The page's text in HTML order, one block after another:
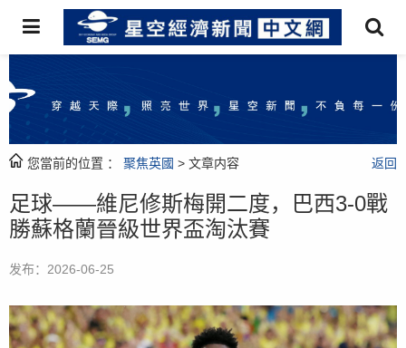
您當前的位置 ： 聚焦英國 > 文章内容 返回
足球——維尼修斯梅開二度，巴西3-0戰
勝蘇格蘭晉級世界盃淘汰賽
发布：2026-06-25